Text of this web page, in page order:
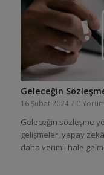
Geleceğin
16 Şubat 2024 / 0
Geleceğin sözleşme
gelişmeler, yapay
daha verimli hale